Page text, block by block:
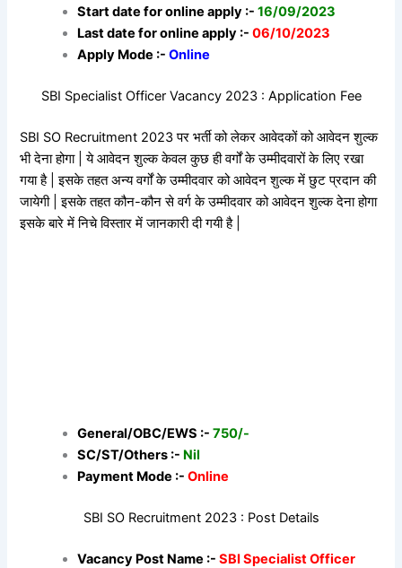
Start date for online apply :-16/09/2023
Last date for online apply :-06/10/2023
Apply Mode :-Online
SBI Specialist Officer Vacancy 2023 : Application Fee
SBI SO Recruitment 2023 पर भर्ती को लेकर आवेदकों को आवेदन शुल्क
भी देना होगा | ये आवेदन शुल्क केवल कुछ ही वर्गों के उम्मीदवारों के लिए रखा
गया है | इसके तहत अन्य वर्गों के उम्मीदवार को आवेदन शुल्क में छुट प्रदान की
जायेगी | इसके तहत कौन-कौन से वर्ग के उम्मीदवार को आवेदन शुल्क देना होगा
इसके बारे में निचे विस्तार में जानकारी दी गयी है |
General/OBC/EWS :-750/-
SC/ST/Others :- Nil
Payment Mode :- Online
SBI SO Recruitment 2023 : Post Details
Vacancy Post Name :-SBI Specialist Officer